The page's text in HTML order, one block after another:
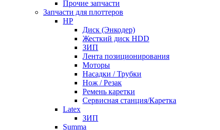
Прочие запчасти
Запчасти для плоттеров
HP
Диск (Энкодер)
Жесткий диск HDD
ЗИП
Лента позиционирования
Моторы
Насадки / Трубки
Нож / Резак
Ремень каретки
Сервисная станция/Каретка
Latex
ЗИП
Summa